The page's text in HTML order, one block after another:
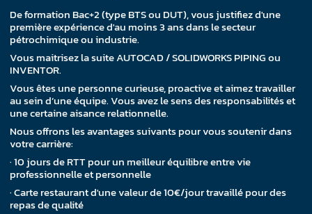
De formation Bac+2 (type BTS ou DUT), vous justifiez d'une
première expérience d'au moins 3 ans dans le secteur
pétrochimique ou industrie.
Vous maitrisez la suite AUTOCAD / SOLIDWORKS PIPING ou
INVENTOR.
Vous êtes une personne curieuse, proactive et aimez travailler
au sein d’une équipe. Vous avez le sens des responsabilités et
une certaine aisance relationnelle.
Nous offrons les avantages suivants pour vous soutenir dans
votre carrière:
· 10 jours de RTT pour un meilleur équilibre entre vie
professionnelle et personnelle
· Carte restaurant d'une valeur de 10€/jour travaillé pour des
repas de qualité